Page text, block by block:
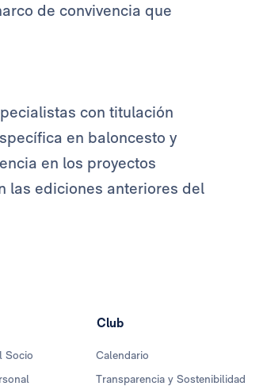
de convivencia que
con titulación
en baloncesto y
en los proyectos
las ediciones anteriores del
Socio
Club
Calendario
Transparencia y Sostenibilidad